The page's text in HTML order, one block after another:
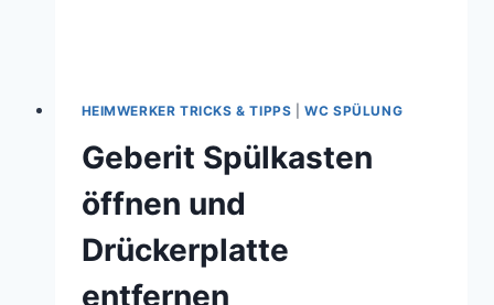
HEIMWERKER TRICKS & TIPPS |WC SPÜLUNG
Geberit Spülkasten
öffnen und
Drückerplatte
entfernen